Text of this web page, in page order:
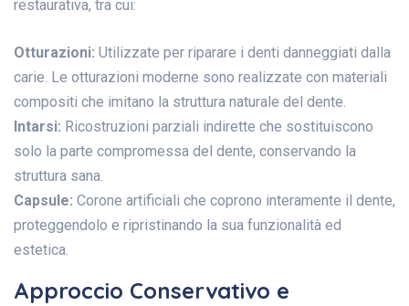
restaurativa, tra cui:
Otturazioni: Utilizzate per riparare i denti danneggiati dalla
carie. Le otturazioni moderne sono realizzate con materiali
compositi che imitano la struttura naturale del dente.
Intarsi: Ricostruzioni parziali indirette che sostituiscono
solo la parte compromessa del dente, conservando la
struttura sana.
Capsule: Corone artificiali che coprono interamente il dente,
proteggendolo e ripristinando la sua funzionalità ed
estetica.
Approccio Conservativo e